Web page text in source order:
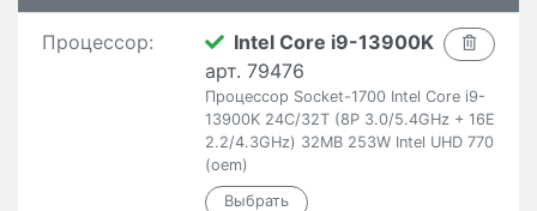
Процессор:
Intel Core i9-13900K
арт. 79476
Процессор Socket-1700 Intel Core i9-
13900K 24C/32T (8P 3.0/5.4GHz + 16E
2.2/4.3GHz) 32MB 253W Intel UHD 770
(oem)